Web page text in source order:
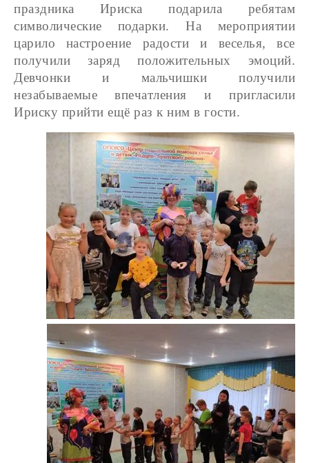
праздника Ириска подарила ребятам
символические подарки. На мероприятии
царило настроение радости и веселья, все
получили заряд положительных эмоций.
Девчонки и мальчишки получили
незабываемые впечатления и пригласили
Ириску прийти ещё раз к ним в гости.